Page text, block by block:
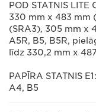
POD STATNIS LITE
330 mm x 483 mm
(SRA3), 305 mm x
A5R, B5, B5R,
līdz 330,2 mm x
PAPĪRA STATNIS E1:
A4, B5